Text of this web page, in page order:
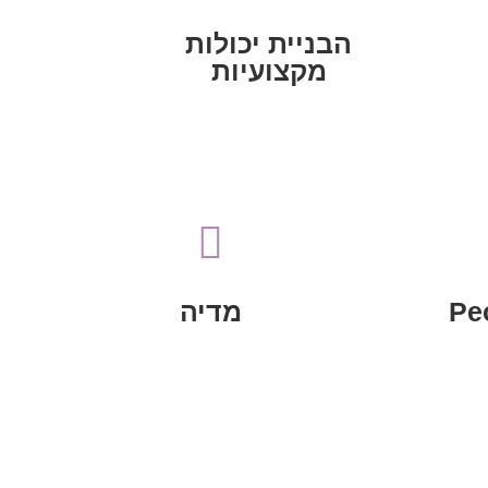
הבניית יכולות
מקצועיות
הבניית יכולות מקצועיות
הבניית יכולות מקצועיות, חיבוריות

מדיה
ישראל ולמאבק בשיח השנאה